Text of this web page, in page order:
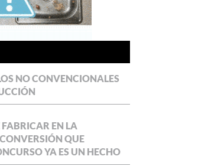
NO CONVENCIONALES
EN LA
QUE
YA ES UN HECHO